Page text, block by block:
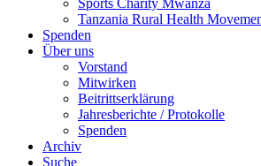
Sports Charity Mwanza
Tanzania Rural Health
Spenden
Über uns
Vorstand
Mitwirken
Beitrittserklärung
Jahresberichte / Protokolle
Spenden
Archiv
Suche